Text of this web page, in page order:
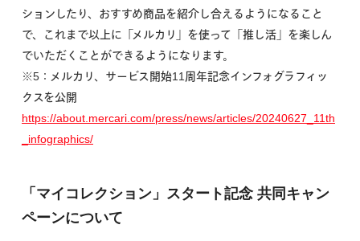
ションしたり、おすすめ商品を紹介し合えるようになること
で、これまで以上に「メルカリ」を使って「推し活」を楽しん
でいただくことができるようになります。
※5：メルカリ、サービス開始11周年記念インフォグラフィッ
クスを公開
https://about.mercari.com/press/news/articles/20240627_11th
_infographics/
「マイコレクション」スタート記念 共同キャン
ペーンについて